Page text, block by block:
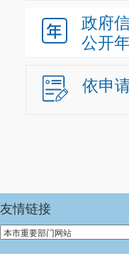
政府
公开
依申
友情链接